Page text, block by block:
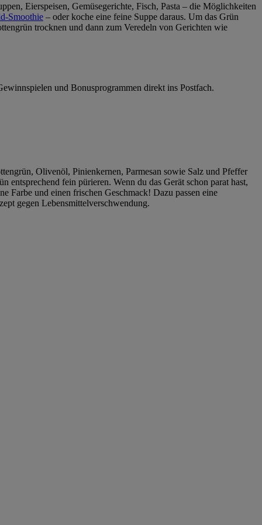
Eierspeisen, Gemüsegerichte, Fisch, Pasta – die Möglichkeiten
Smoothie – oder koche eine feine Suppe daraus. Um das Grün
trocknen und dann zum Veredeln von Gerichten wie
und Bonusprogrammen direkt ins Postfach.
Olivenöl, Pinienkernen, Parmesan sowie Salz und Pfeffer
entsprechend fein pürieren. Wenn du das Gerät schon parat hast,
Farbe und einen frischen Geschmack! Dazu passen eine
gegen Lebensmittelverschwendung.